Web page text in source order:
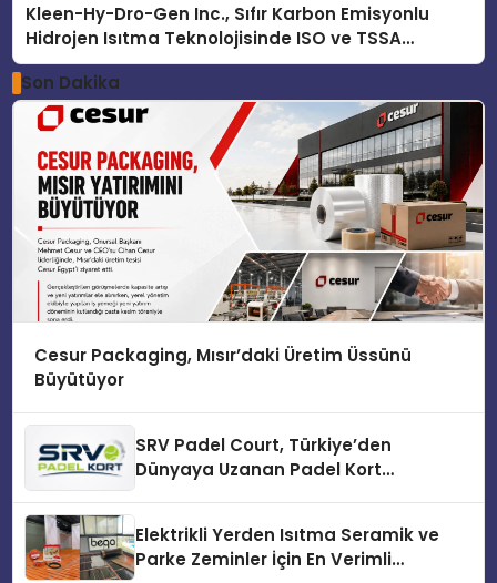
Kleen-Hy-Dro-Gen Inc., Sıfır Karbon Emisyonlu
Hidrojen Isıtma Teknolojisinde ISO ve TSSA
Düzenleyici Onaylarını Aldı
Son Dakika
Cesur Packaging, Mısır’daki Üretim Üssünü
Büyütüyor
SRV Padel Court, Türkiye’den
Dünyaya Uzanan Padel Kort
Elektrikli Yerden Isıtma Seramik ve
Parke Zeminler İçin En Verimli